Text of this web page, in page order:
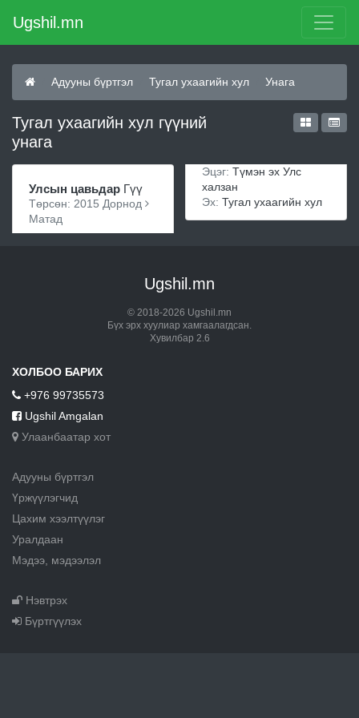
Ugshil.mn
Адууны бүртгэл Тугал ухаагийн хул Унага
Тугал ухаагийн хул гүүний
унага
Улсын цавьдар Гүү
Төрсөн: 2015 Дорнод
Матад
Эцэг: Түмэн эх Улс
халзан
Эх: Тугал ухаагийн хул
Ugshil.mn
© 2018-2026 Ugshil.mn
Бүх эрх хуулиар хамгаалагдсан.
Хувилбар 2.6
ХОЛБОО БАРИХ
+976 99735573
Ugshil Amgalan
Улаанбаатар хот
Адууны бүртгэл
Үржүүлэгчид
Цахим хээлтүүлэг
Уралдаан
Мэдээ, мэдээлэл
Нэвтрэх
Бүртгүүлэх